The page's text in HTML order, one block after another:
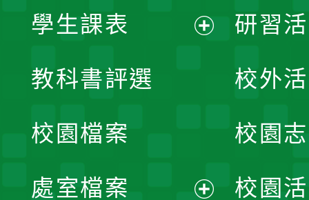
學生課表
單
教科書評選
校園檔案
處室檔案
研習
校外
校園
校園